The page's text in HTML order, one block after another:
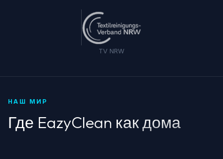
TV NRW
НАШ МИР
Где EazyClean как дома